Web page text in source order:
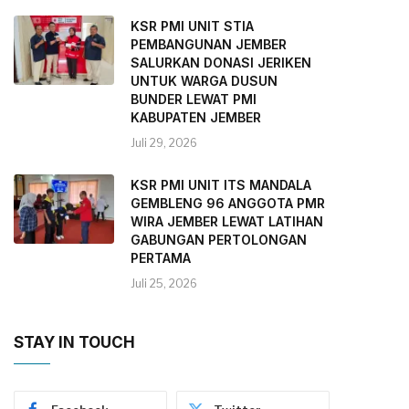
KSR PMI UNIT STIA
PEMBANGUNAN JEMBER
SALURKAN DONASI JERIKEN
UNTUK WARGA DUSUN
BUNDER LEWAT PMI
KABUPATEN JEMBER
Juli 29, 2026
KSR PMI UNIT ITS MANDALA
GEMBLENG 96 ANGGOTA PMR
WIRA JEMBER LEWAT LATIHAN
GABUNGAN PERTOLONGAN
PERTAMA
Juli 25, 2026
STAY IN TOUCH